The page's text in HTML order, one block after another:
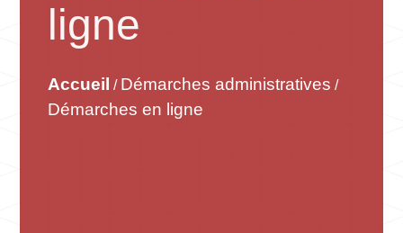
ligne
Accueil / Démarches administratives /
Démarches en ligne